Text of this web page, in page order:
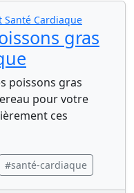
Cardiaque
gras
poissons gras
pour votre
ces
#santé-cardiaque